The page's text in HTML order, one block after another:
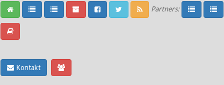
Partners:
Kontakt